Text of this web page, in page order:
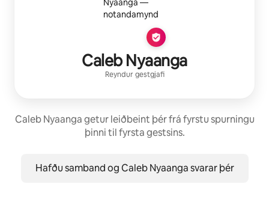
Caleb Nyaanga
Reyndur gestgjafi
Caleb Nyaanga getur leiðbeint þér frá fyrstu spurningu
þinni til fyrsta gestsins.
Hafðu samband og Caleb Nyaanga svarar þér